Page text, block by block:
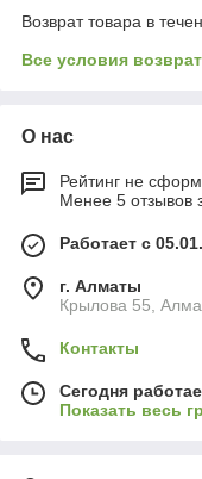
Возврат товара в
Все условия
О нас
Рейтинг не
Менее 5 отзывов
Работает с
г. Алматы
Крылова 55,
Контакты
Сегодня
Показать весь